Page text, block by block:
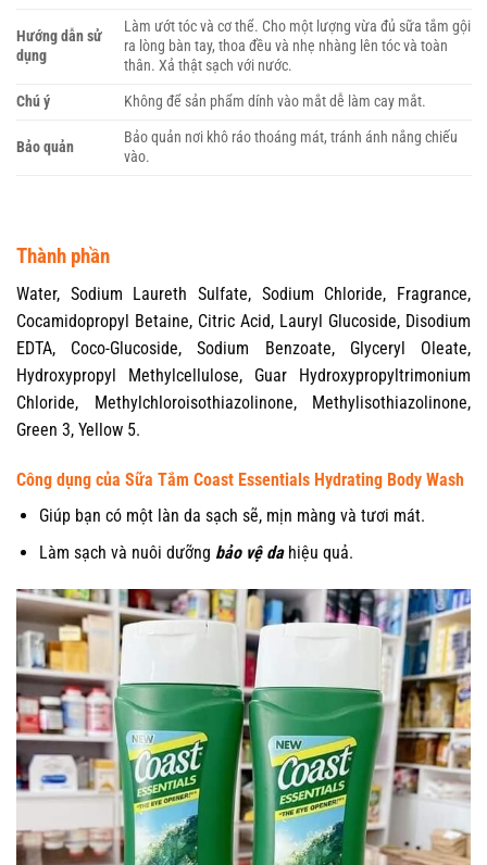
Hướng dẫn sử
dụng
Làm ướt tóc và cơ thể. Cho một lượng vừa đủ sữa tắm gội
ra lòng bàn tay, thoa đều và nhẹ nhàng lên tóc và toàn
thân. Xả thật sạch với nước.
Chú ý
Không để sản phẩm dính vào mắt dễ làm cay mắt.
Bảo quản
Bảo quản nơi khô ráo thoáng mát, tránh ánh nắng chiếu
vào.
Thành phần
Water, Sodium Laureth Sulfate, Sodium Chloride, Fragrance,
Cocamidopropyl Betaine, Citric Acid, Lauryl Glucoside, Disodium
EDTA, Coco-Glucoside, Sodium Benzoate, Glyceryl Oleate,
Hydroxypropyl Methylcellulose, Guar Hydroxypropyltrimonium
Chloride, Methylchloroisothiazolinone, Methylisothiazolinone,
Green 3, Yellow 5.
Công dụng của Sữa Tắm Coast Essentials Hydrating Body Wash
Giúp bạn có một làn da sạch sẽ, mịn màng và tươi mát.
Làm sạch và nuôi dưỡng bảo vệ dahiệu quả.